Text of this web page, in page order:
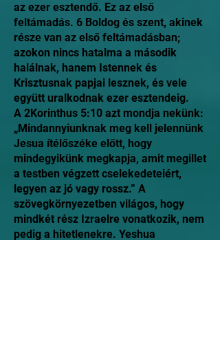
az ezer esztendő. Ez az első
feltámadás. 6 Boldog és szent, akinek
része van az első feltámadásban;
azokon nincs hatalma a második
halálnak, hanem Istennek és
Krisztusnak papjai lesznek, és vele
együtt uralkodnak ezer esztendeig.
A 2Korinthus 5:10 azt mondja nekünk:
„Mindannyiunknak meg kell jelennünk
Jesua ítélőszéke előtt, hogy
mindegyikünk megkapja, amit megillet
a testben végzett cselekedeteiért,
legyen az jó vagy rossz.” A
szövegkörnyezetben világos, hogy
mindkét rész Izraelre vonatkozik, nem
pedig a hitetlenekre. Yeshua